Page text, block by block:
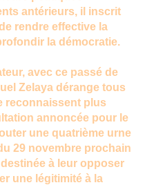
antérieurs, il inscrit
rendre effective la
la démocratie.
avec ce passé de
Zelaya dérange tous
reconnaissent plus
annoncée pour le
une quatrième urne
29 novembre prochain
à leur opposer
une légitimité à la